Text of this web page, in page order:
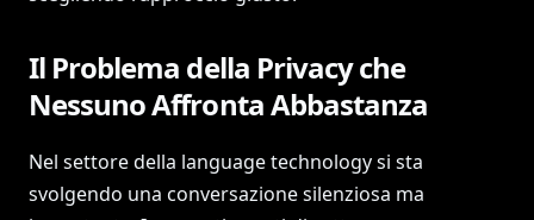
Il Problema della Privacy che
Nessuno Affronta Abbastanza
Nel settore della language technology si sta
svolgendo una conversazione silenziosa ma